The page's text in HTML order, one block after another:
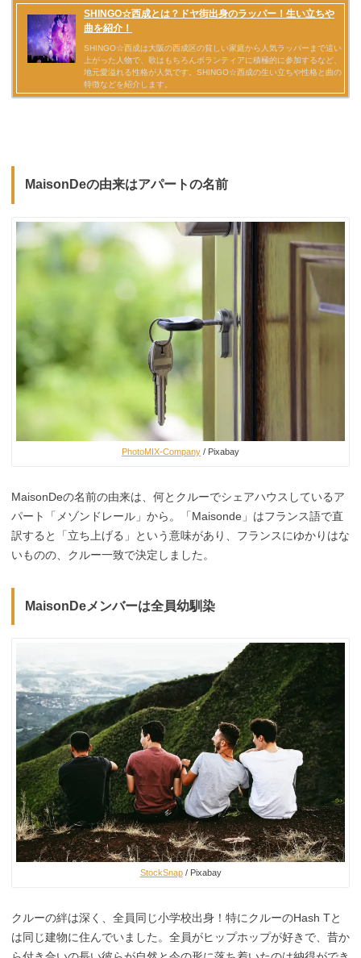
MaisonDeの由来はアパートの名前
PhotoMIX-Company / Pixabay
MaisonDeの名前の由来は、何とクルーでシェアハウスしているア
パート「メゾンドレール」から。「Maisonde」はフランス語で直
訳すると「立ち上げる」という意味があり、フランスにゆかりはな
いものの、クルー一致で決定しました。
MaisonDeメンバーは全員幼馴染
StockSnap/ Pixabay
クルーの絆は深く、全員同じ小学校出身！特にクルーのHash Tと
は同じ建物に住んでいました。全員がヒップホップが好きで、昔か